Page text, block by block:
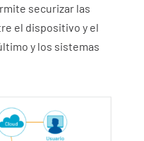
securizar las
el dispositivo y el
y los sistemas